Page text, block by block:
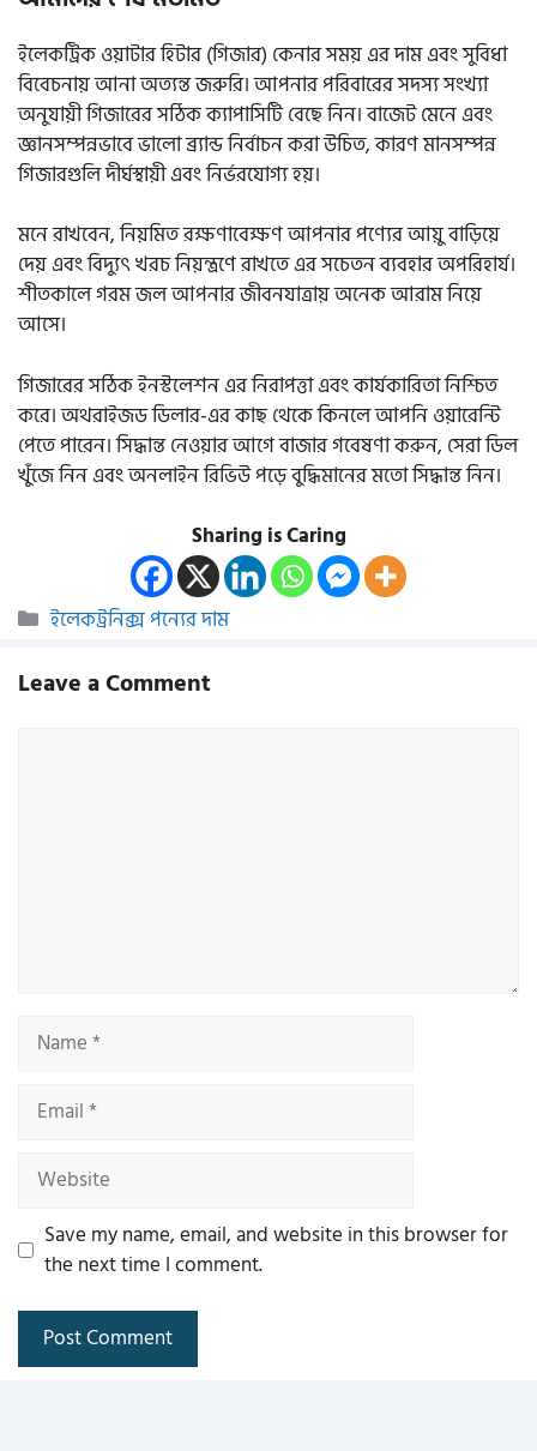
ইলেকট্রিক ওয়াটার হিটার (গিজার) কেনার সময় এর দাম এবং সুবিধা
বিবেচনায় আনা অত্যন্ত জরুরি। আপনার পরিবারের সদস্য সংখ্যা
অনুযায়ী গিজারের সঠিক ক্যাপাসিটি বেছে নিন। বাজেট মেনে এবং
জ্ঞানসম্পন্নভাবে ভালো ব্র্যান্ড নির্বাচন করা উচিত, কারণ মানসম্পন্ন
গিজারগুলি দীর্ঘস্থায়ী এবং নির্ভরযোগ্য হয়।
মনে রাখবেন, নিয়মিত রক্ষণাবেক্ষণ আপনার পণ্যের আয়ু বাড়িয়ে
দেয় এবং বিদ্যুৎ খরচ নিয়ন্ত্রণে রাখতে এর সচেতন ব্যবহার অপরিহার্য।
শীতকালে গরম জল আপনার জীবনযাত্রায় অনেক আরাম নিয়ে
আসে।
গিজারের সঠিক ইনস্টলেশন এর নিরাপত্তা এবং কার্যকারিতা নিশ্চিত
করে। অথরাইজড ডিলার-এর কাছ থেকে কিনলে আপনি ওয়ারেন্টি
পেতে পারেন। সিদ্ধান্ত নেওয়ার আগে বাজার গবেষণা করুন, সেরা ডিল
খুঁজে নিন এবং অনলাইন রিভিউ পড়ে বুদ্ধিমানের মতো সিদ্ধান্ত নিন।
Sharing is Caring
Categories
ইলেকট্রনিক্স পন্যের দাম
Leave a Comment
Name
Email
Website
Save my name, email, and website in this browser for
the next time I comment.